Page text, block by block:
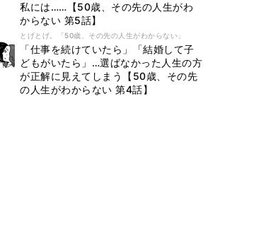
私には……【50歳、その先の人生がわ
からない 第5話】
とげとげ。「50歳、その先の人生がわからない」
「仕事を続けていたら」「結婚して子
どもがいたら」…選ばなかった人生の方
が正解に見えてしまう【50歳、その先
の人生がわからない 第4話】